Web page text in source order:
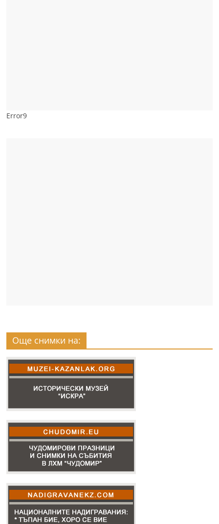
Error9
Още снимки на: